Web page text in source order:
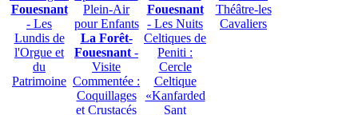
Fouesnant
- Les
Lundis de
l'Orgue et
du
Patrimoine
Plein-Air
pour Enfants
La Forêt-
Fouesnant -
Visite
Commentée :
Coquillages
et Crustacés
Fouesnant
- Les Nuits
Celtiques de
Peniti :
Cercle
Celtique
«Kanfarded
Sant
Théâtre-les
Cavaliers